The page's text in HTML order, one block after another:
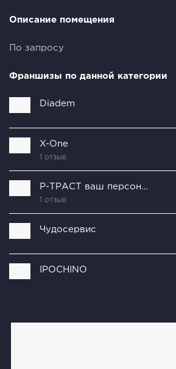
Описание помещения
По запросу
Франшизы по данной категории
Diadem
X-One
1 отзыв
Р-ТРАСТ ваш персонал
1 отзыв
Чудосервис
IPOCHINO